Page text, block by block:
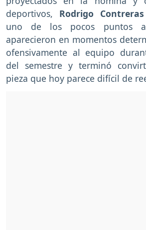
deportivos, Rodrigo Contreras
uno de los pocos puntos
aparecieron en momentos
ofensivamente al equipo
del semestre y terminó
pieza que hoy parece difícil de